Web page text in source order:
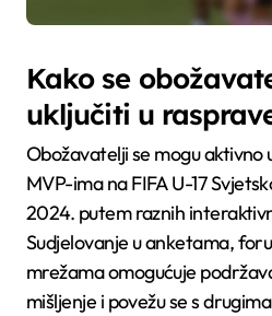
Kako se
uključiti u
Obožavatelji se mogu aktivno
MVP-ima na FIFA U-17
2024. putem raznih
Sudjelovanje u anketama,
mrežama omogućuje
mišljenje i povežu se s